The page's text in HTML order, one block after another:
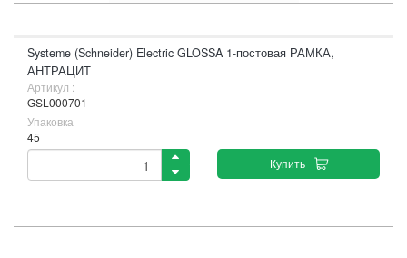
Systeme (Schneider) Electric GLOSSA 1-постовая РАМКА,
АНТРАЦИТ
Артикул :
GSL000701
Упаковка
45
Купить